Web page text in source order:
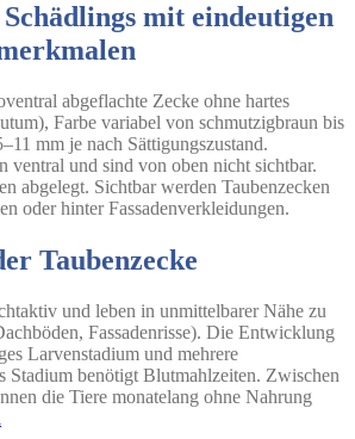
mit eindeutigen
abgeflachte Zecke ohne hartes
Farbe variabel von schmutzigbraun bis
mm je nach Sättigungszustand.
ventral und sind von oben nicht sichtbar.
abgelegt. Sichtbar werden Taubenzecken
oder hinter Fassadenverkleidungen.
Taubenzecke
und leben in unmittelbarer Nähe zu
Fassadenrisse). Die Entwicklung
Larvenstadium und mehrere
Stadium benötigt Blutmahlzeiten. Zwischen
die Tiere monatelang ohne Nahrung